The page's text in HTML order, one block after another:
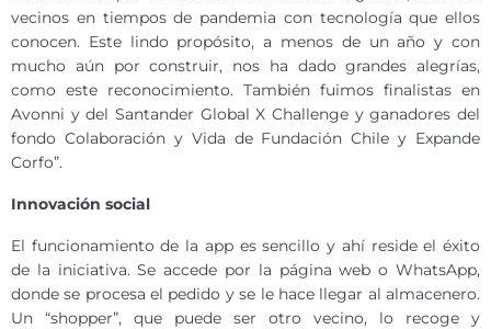
vecinos en tiempos de pandemia con tecnología que ellos
conocen. Este lindo propósito, a menos de un año y con
mucho aún por construir, nos ha dado grandes alegrías,
como este reconocimiento. También fuimos finalistas en
Avonni y del Santander Global X Challenge y ganadores del
fondo Colaboración y Vida de Fundación Chile y Expande
Corfo”.
Innovación social
El funcionamiento de la app es sencillo y ahí reside el éxito
de la iniciativa. Se accede por la página web o WhatsApp,
donde se procesa el pedido y se le hace llegar al almacenero.
Un “shopper”, que puede ser otro vecino, lo recoge y